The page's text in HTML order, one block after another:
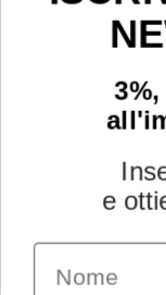
INFORMAZIONI
e
Name